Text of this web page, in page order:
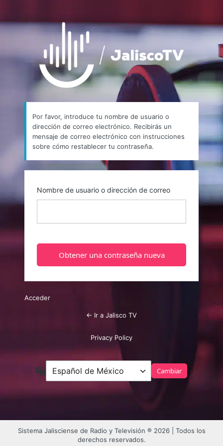
Contraseña
perdida
https://
Por favor, introduce tu nombre de usuario o
dirección de correo electrónico. Recibirás un
mensaje de correo electrónico con instrucciones
sobre cómo restablecer tu contraseña.
Nombre de usuario o dirección de correo
Acceder
← Ir a Jalisco TV
Privacy Policy
Idioma
Sistema Jalisciense de Radio y Televisión ® 2026 | Todos los
derechos reservados.